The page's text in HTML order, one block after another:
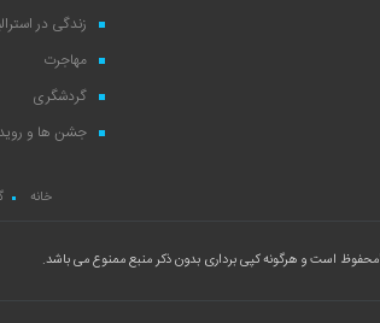
زندگی در
مهاجرت
گردشگری
جشن ها و
خانه
محفوظ است و هرگونه کپی برداری بدون ذکر منبع ممنوع می باشد.